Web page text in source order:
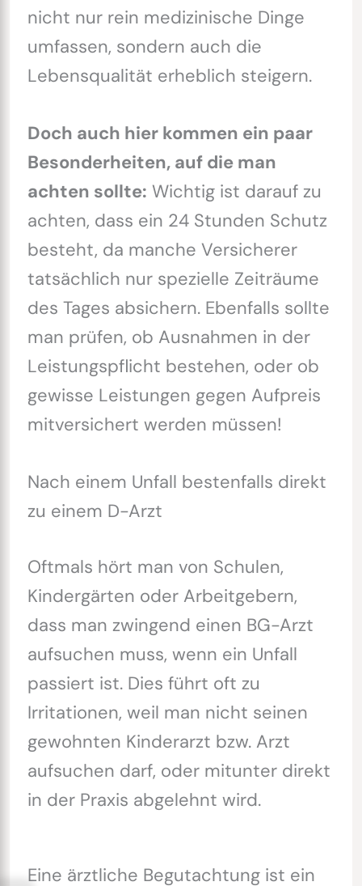
nicht nur rein medizinische Dinge
umfassen, sondern auch die
Lebensqualität erheblich steigern.
Doch auch hier kommen ein paar
Besonderheiten, auf die man
achten sollte: Wichtig ist darauf zu
achten, dass ein 24 Stunden Schutz
besteht, da manche Versicherer
tatsächlich nur spezielle Zeiträume
des Tages absichern. Ebenfalls sollte
man prüfen, ob Ausnahmen in der
Leistungspflicht bestehen, oder ob
gewisse Leistungen gegen Aufpreis
mitversichert werden müssen!
Nach einem Unfall bestenfalls direkt
zu einem D-Arzt
Oftmals hört man von Schulen,
Kindergärten oder Arbeitgebern,
dass man zwingend einen BG-Arzt
aufsuchen muss, wenn ein Unfall
passiert ist. Dies führt oft zu
Irritationen, weil man nicht seinen
gewohnten Kinderarzt bzw. Arzt
aufsuchen darf, oder mitunter direkt
in der Praxis abgelehnt wird.
Eine ärztliche Begutachtung ist ein